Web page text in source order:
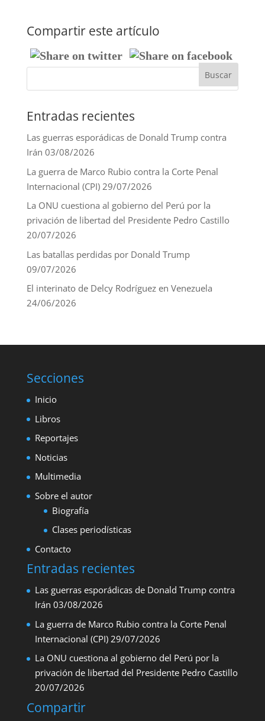
Compartir este artículo
Entradas recientes
Las guerras esporádicas de Donald Trump contra
Irán 03/08/2026
La guerra de Marco Rubio contra la Corte Penal
Internacional (CPI) 29/07/2026
La ONU cuestiona al gobierno del Perú por la
privación de libertad del Presidente Pedro Castillo
20/07/2026
Las batallas perdidas por Donald Trump
09/07/2026
El interinato de Delcy Rodríguez en Venezuela
24/06/2026
Secciones
Inicio
Libros
Reportajes
Noticias
Multimedia
Sobre el autor
Biografía
Clases periodísticas
Contacto
Entradas recientes
Las guerras esporádicas de Donald Trump contra
Irán 03/08/2026
La guerra de Marco Rubio contra la Corte Penal
Internacional (CPI) 29/07/2026
La ONU cuestiona al gobierno del Perú por la
privación de libertad del Presidente Pedro Castillo
20/07/2026
Compartir